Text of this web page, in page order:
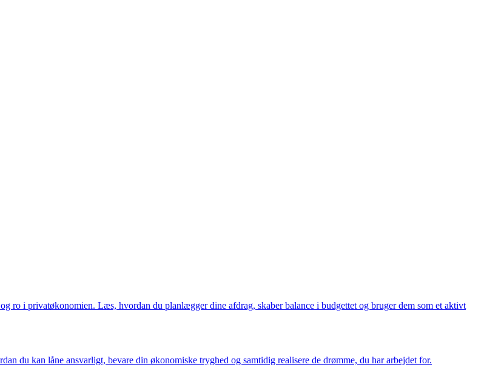
ro i privatøkonomien. Læs, hvordan du planlægger dine afdrag, skaber balance i budgettet og bruger dem som et aktivt
du kan låne ansvarligt, bevare din økonomiske tryghed og samtidig realisere de drømme, du har arbejdet for.